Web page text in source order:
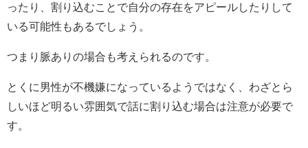
ったり、割り込むことで自分の存在をアピールしたりして
いる可能性もあるでしょう。
つまり脈ありの場合も考えられるのです。
とくに男性が不機嫌になっているようではなく、わざとら
しいほど明るい雰囲気で話に割り込む場合は注意が必要で
す。